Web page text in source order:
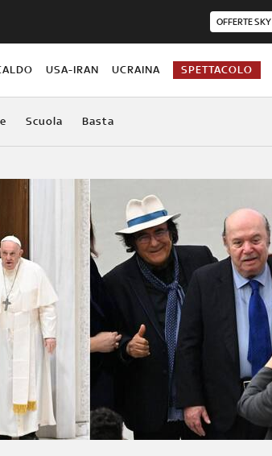
OFFERTE SKY
USA-IRAN UCRAINA SPETTACOLO
Scuola Basta